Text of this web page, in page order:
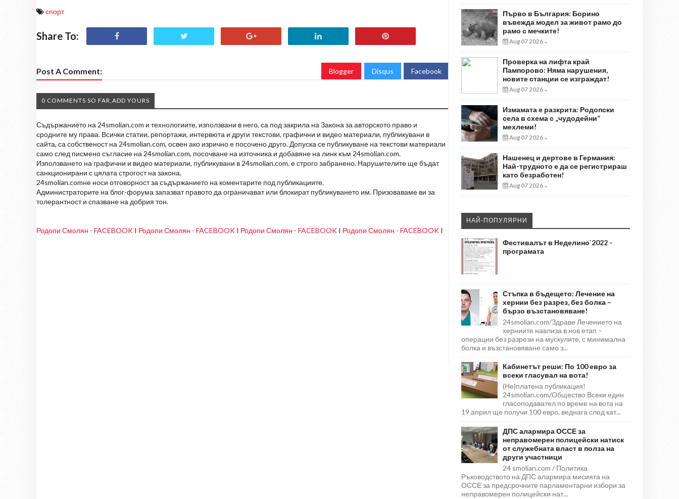
спорт
Share To:
Post A Comment: Blogger Disqus Facebook
0 COMMENTS SO FAR,ADD YOURS
Съдържанието на 24smolian.com и технологиите, използвани в него, са под закрила на Закона за авторското право и
сродните му права. Всички статии, репортажи, интервюта и други текстови, графични и видео материали, публикувани в
сайта, са собственост на 24smolian.com, освен ако изрично е посочено друго. Допуска се публикуване на текстови материали
само след писмено съгласие на 24smolian.com, посочване на източника и добавяне на линк към 24smolian.com.
Използването на графични и видео материали, публикувани в 24smolian.com. е строго забранено. Нарушителите ще бъдат
санкционирани с цялата строгост на закона.
24smolian.comне носи отговорност за съдържанието на коментарите под публикациите.
Администраторите на блог-форума запазват правото да ограничават или блокират публикуването им. Призоваваме ви за
толерантност и спазване на добрия тон.
Родопи Смолян - FACEBOOK I Родопи Смолян - FACEBOOK I Родопи Смолян - FACEBOOK I Родопи Смолян - FACEBOOK I
Първо в България: Борино
въвежда модел за живот рамо до
рамо с мечките!
Aug 07 2026 -
Проверка на лифта край
Пампорово: Няма нарушения,
новите станции се изграждат!
Aug 07 2026 -
Измамата е разкрита: Родопски
села в схема с „чудодейни“
мехлеми!
Aug 07 2026 -
Нашенец и дертове в Германия:
Най-трудното е да се регистрираш
като безработен!
Aug 07 2026 -
НАЙ-ПОПУЛЯРНИ
Фестивалът в Неделино`2022 -
програмата
Стъпка в бъдещето: Лечение на
хернии без разрез, без болка –
бързо възстановяване!
24smolian.com/Здраве Лечението на
херниите навлиза в нов етап –
операции без разрези на мускулите, с минимална
болка и възстановяване само з...
Кабинетът реши: По 100 евро за
всеки гласувал на вота!
(Не)платена публикация!
24smolian.com/Общество Всеки един
гласоподавател по време на вота на
19 април ще получи 100 евро, веднага след кат...
ДПС алармира ОССЕ за
неправомерен полицейски натиск
от служебната власт в полза на
други участници
24 smolian.com / Политика
Ръководството на ДПС алармира мисията на
ОССЕ за предсрочните парламентарни избори за
неправомерен полицейски нат...